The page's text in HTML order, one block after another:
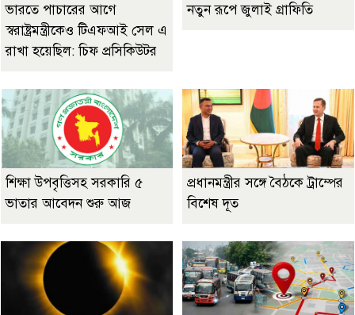
ভারতে পাচারের আগে
স্বরাষ্ট্রমন্ত্রীকেও টিএফআই সেল এ
রাখা হয়েছিল: চিফ প্রসিকিউটর
নতুন রূপে জুলাই গ্রাফিতি
শিক্ষা উপবৃত্তিসহ সরকারি ৫
ভাতার আবেদন শুরু আজ
প্রধানমন্ত্রীর সঙ্গে বৈঠকে ট্রাম্পের
বিশেষ দূত